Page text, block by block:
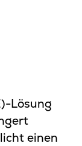
Lösung
einen